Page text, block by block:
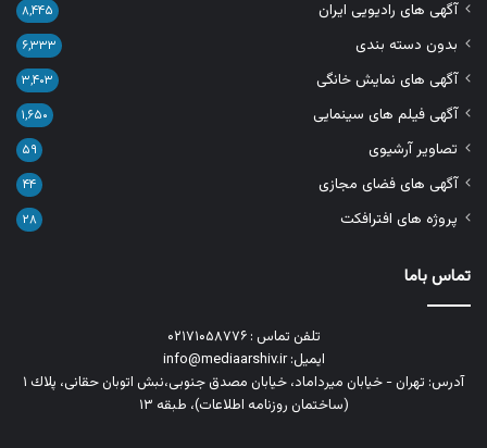
آگهی های رادیویی ایران ۸,۴۴۵
بدون دسته بندی ۶,۳۳۳
آگهی های نمایش خانگی ۳,۴۰۳
آگهی فیلم های سینمایی ۱,۶۵۰
تصاویر آرشیوی ۵۹
آگهی های فضای مجازی ۴۴
پروژه های افترافکت ۲۸
تماس باما
تلفن تماس : ۰۲۱۷۱۰۵۸۷۷۶
ایمیل: info@mediaarshiv.ir
آدرس: تهران - خیابان میرداماد، خیابان مصدق جنوبی،نبش اتوبان حقانی، پلاك ١
(ساختمان روزنامه اطلاعات)، طبقه ۱۳